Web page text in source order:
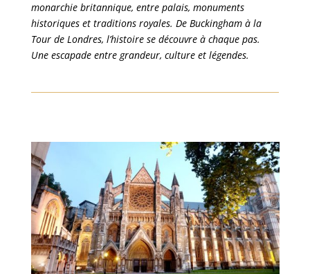
monarchie britannique, entre palais, monuments
historiques et traditions royales. De Buckingham à la
Tour de Londres, l’histoire se découvre à chaque pas.
Une escapade entre grandeur, culture et légendes.